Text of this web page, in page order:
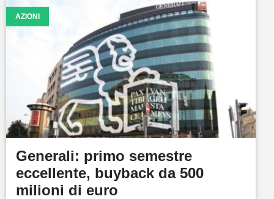
AZIONI
Generali: primo semestre
eccellente, buyback da 500
milioni di euro